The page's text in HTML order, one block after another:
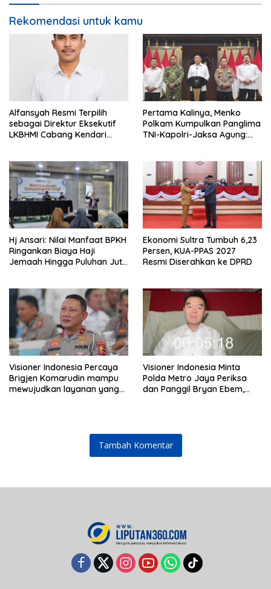
Rekomendasi untuk kamu
Alfansyah Resmi Terpilih
sebagai Direktur Eksekutif
LKBHMI Cabang Kendari
Pertama Kalinya, Menko
Polkam Kumpulkan Panglima
TNI-Kapolri-Jaksa Agung:
Hj Ansari: Nilai Manfaat BPKH
Ringankan Biaya Haji
Jemaah Hingga Puluhan Juta
Ekonomi Sultra Tumbuh 6,23
Persen, KUA-PPAS 2027
Resmi Diserahkan ke DPRD
Visioner Indonesia Percaya
Brigjen Komarudin mampu
mewujudkan layanan yang
Visioner Indonesia Minta
Polda Metro Jaya Periksa
dan Panggil Bryan Ebem,
Tambah Komentar